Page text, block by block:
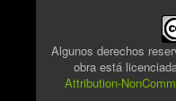
Algunos derechos
obra está
Attribution-